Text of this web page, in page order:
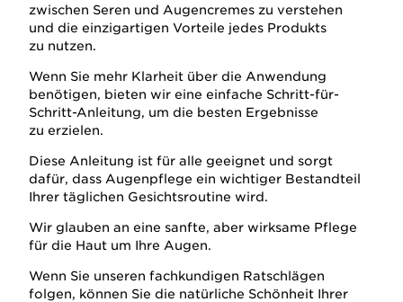
zwischen Seren und Augencremes zu verstehen
und die einzigartigen Vorteile jedes Produkts
zu nutzen.
Wenn Sie mehr Klarheit über die Anwendung
benötigen, bieten wir eine einfache Schritt-für-
Schritt-Anleitung, um die besten Ergebnisse
zu erzielen.
Diese Anleitung ist für alle geeignet und sorgt
dafür, dass Augenpflege ein wichtiger Bestandteil
Ihrer täglichen Gesichtsroutine wird.
Wir glauben an eine sanfte, aber wirksame Pflege
für die Haut um Ihre Augen.
Wenn Sie unseren fachkundigen Ratschlägen
folgen, können Sie die natürliche Schönheit Ihrer